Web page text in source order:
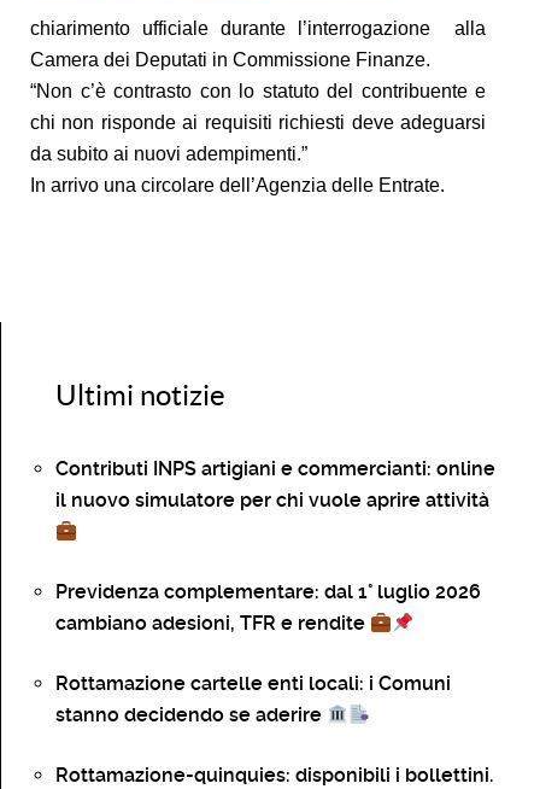
chiarimento ufficiale durante l’interrogazione alla
Camera dei Deputati in Commissione Finanze.
“Non c’è contrasto con lo statuto del contribuente e
chi non risponde ai requisiti richiesti deve adeguarsi
da subito ai nuovi adempimenti.”
In arrivo una circolare dell’Agenzia delle Entrate.
Ultimi notizie
Contributi INPS artigiani e commercianti: online
il nuovo simulatore per chi vuole aprire attività
Previdenza complementare: dal 1° luglio 2026
cambiano adesioni, TFR e rendite
Rottamazione cartelle enti locali: i Comuni
stanno decidendo se aderire
Rottamazione-quinquies: disponibili i bollettini.